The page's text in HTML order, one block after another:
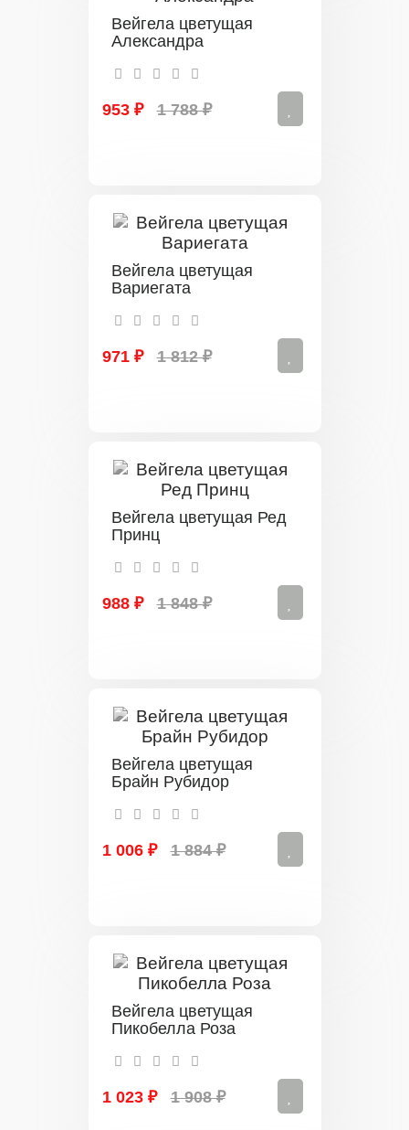
Вейгела цветущая
Александра
953 ₽ 1 788 ₽
Вейгела цветущая
Вариегата
971 ₽ 1 812 ₽
Вейгела цветущая Ред
Принц
988 ₽ 1 848 ₽
Вейгела цветущая
Брайн Рубидор
1 006 ₽ 1 884 ₽
Вейгела цветущая
Пикобелла Роза
1 023 ₽ 1 908 ₽